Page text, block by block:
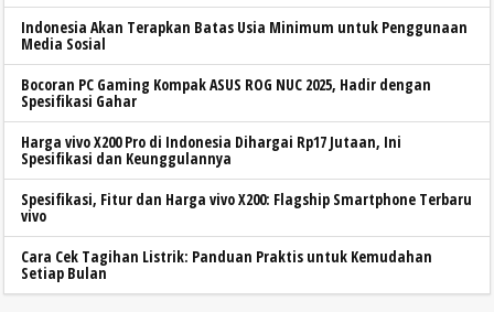
Indonesia Akan Terapkan Batas Usia Minimum untuk Penggunaan
Media Sosial
Bocoran PC Gaming Kompak ASUS ROG NUC 2025, Hadir dengan
Spesifikasi Gahar
Harga vivo X200 Pro di Indonesia Dihargai Rp17 Jutaan, Ini
Spesifikasi dan Keunggulannya
Spesifikasi, Fitur dan Harga vivo X200: Flagship Smartphone Terbaru
vivo
Cara Cek Tagihan Listrik: Panduan Praktis untuk Kemudahan
Setiap Bulan